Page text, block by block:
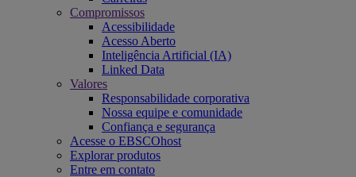
Compromissos
Acessibilidade
Acesso Aberto
Inteligência Artificial (IA)
Linked Data
Valores
Responsabilidade corporativa
Nossa equipe e comunidade
Confiança e segurança
Acesse o EBSCOhost
Explorar produtos
Entre em contato